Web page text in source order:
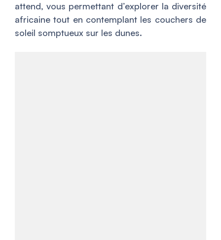
attend, vous permettant d’explorer la diversité
africaine tout en contemplant les couchers de
soleil somptueux sur les dunes.